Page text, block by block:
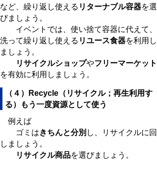
など、繰り返し使える リターナブル容器を選
びましょう。
イベントでは、使い捨て容器に代えて、
洗って繰り返し使える リユース食器を利用し
ましょう。
リサイクルショップやフリーマーケット
を有効に利用しましょう。
（４）Recycle（リサイクル；再生利用す
る）もう一度資源として使う
例えば
ゴミはきちんと分別 し、リサイクルに回
しましょう。
リサイクル商品を選びましょう。